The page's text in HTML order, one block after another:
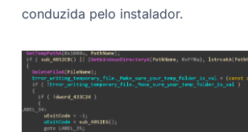
conduzida pelo instalador.